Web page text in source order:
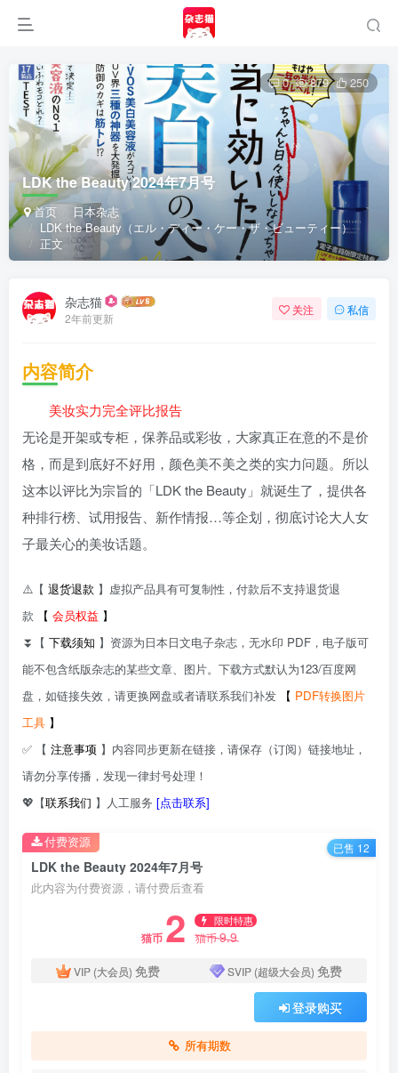
LDK the Beauty 2024年7月号
首页
日本杂志
LDK the Beauty（エル・ディー・ケー・ザ・ビューティー）
正文
0 879 250
杂志猫
2年前更新
关注 私信
内容简介
美妆实力完全评比报告
无论是开架或专柜，保养品或彩妆，大家真正在意的不是价
格，而是到底好不好用，颜色美不美之类的实力问题。所以
这本以评比为宗旨的「LDK the Beauty」就诞生了，提供各
种排行榜、试用报告、新作情报…等企划，彻底讨论大人女
子最关心的美妆话题。
⚠️【 退货退款 】虚拟产品具有可复制性，付款后不支持退货退
款
【 会员权益 】
⏬【 下载须知 】资源为日本日文电子杂志，无水印 PDF，电子版可
能不包含纸版杂志的某些文章、图片。下载方式默认为123/百度网
盘，如链接失效，请更换网盘或者请联系我们补发
【 PDF转换图片
工具 】
✅ 【 注意事项 】内容同步更新在链接，请保存（订阅）链接地址，
请勿分享传播，发现一律封号处理！
💖【联系我们 】人工服务 [点击联系]
LDK the Beauty 2024年7月号
此内容为付费资源，请付费后查看
猫币 2 限时特惠
猫币9.9
VIP (大会员) 免费 SVIP (超级大会员) 免费
登录购买
所有期数
付费资源 已售 12